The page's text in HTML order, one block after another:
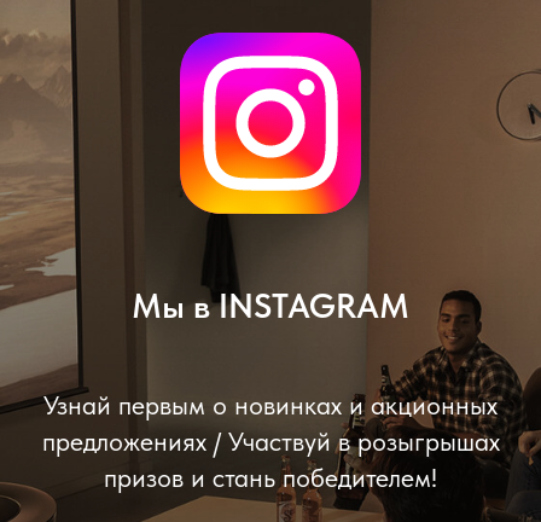
Мы в INSTAGRAM
Узнай первым о новинках и акционных
предложениях / Участвуй в розыгрышах
призов и стань победителем!